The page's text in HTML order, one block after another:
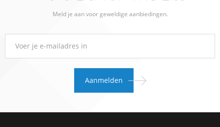
Meld je aan voor geweldige aanbiedingen.